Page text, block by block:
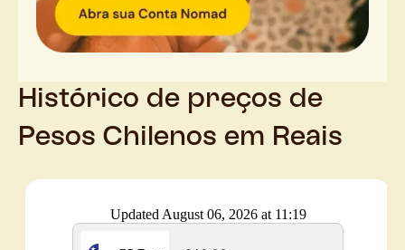
Histórico de preços de
Pesos Chilenos em Reais